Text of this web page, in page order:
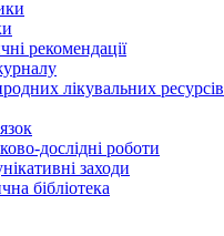
рекомендації
лікувальних ресурсів
дослідні роботи
заходи
бібліотека